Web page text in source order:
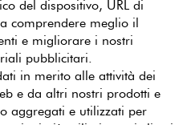
del dispositivo, URL di
comprendere meglio il
e migliorare i nostri
pubblicitari.
in merito alle attività dei
e da altri nostri prodotti e
aggregati e utilizzati per